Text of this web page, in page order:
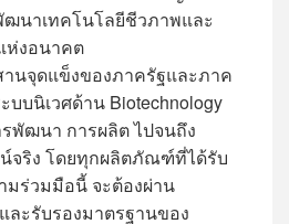
ฒนาเทคโนโลยีชีวภาพและ
ห่งอนาคต
านจุดแข็งของภาครัฐและภาค
บบนิเวศด้าน Biotechnology
พัฒนา การผลิต ไปจนถึง
จริง โดยทุกผลิตภัณฑ์ที่ได้รับ
ร่วมมือนี้ จะต้องผ่าน
ละรับรองมาตรฐานของ